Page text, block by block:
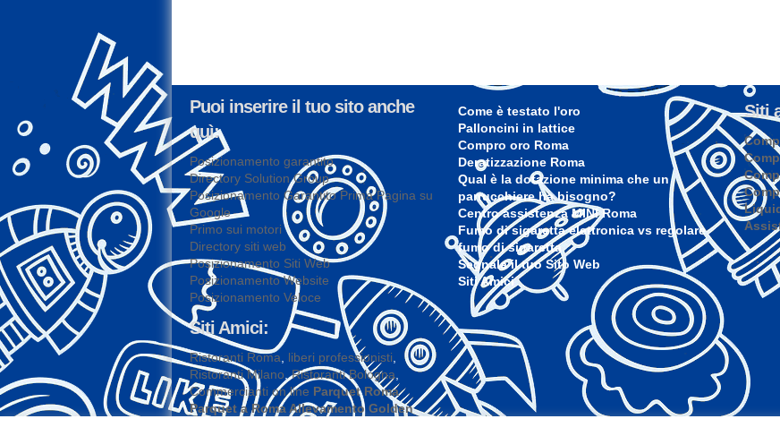
Puoi inserire il tuo sito anche
quì:
Posizionamento garantito
Directory Solution Group
Posizionamento Garantito Prima Pagina su
Google
Primo sui motori
Directory siti web
Posizionamento Siti Web
Posizionamento Website
Posizionamento Veloce
Siti Amici:
Ristoranti Roma liberi professionisti
Ristoranti Milano ,Ristoranti Bologna
Commercianti on line Parquet Roma
Parquet a Roma Allevamento Golden
Come è testato l'oro
Palloncini in lattice
Compro oro Roma
Deratizzazione Roma
Qual è la dotazione minima che un
parrucchiere ha bisogno?
Centro assistenza MINI Roma
Fumo di sigaretta elettronica vs regolare
fumo di sigaretta
Segnala il tuo Sito Web
Siti Amici
Siti